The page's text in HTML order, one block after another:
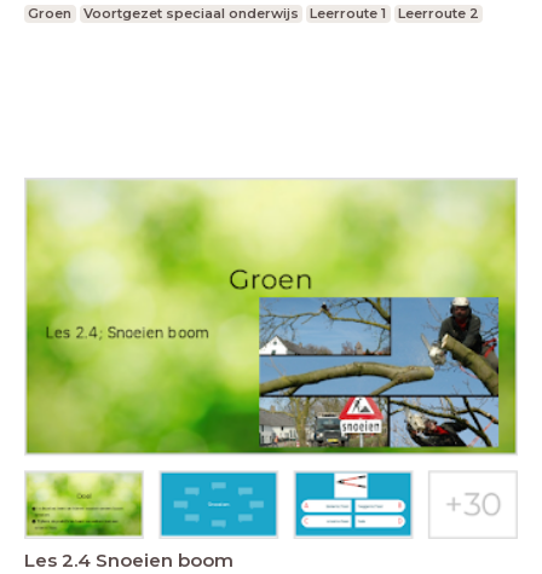
Groen Voortgezet speciaal onderwijs Leerroute 1 Leerroute 2
Les 2.4 Snoeien boom